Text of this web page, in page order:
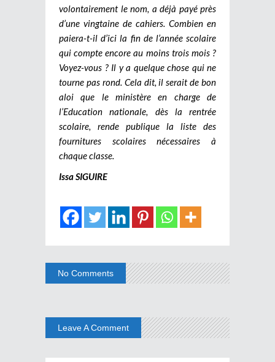
volontairement le nom, a déjà payé près
d’une vingtaine de cahiers. Combien en
paiera-t-il d’ici la fin de l’année scolaire
qui compte encore au moins trois mois ?
Voyez-vous ? Il y a quelque chose qui ne
tourne pas rond. Cela dit, il serait de bon
aloi que le ministère en charge de
l’Education nationale, dès la rentrée
scolaire, rende publique la liste des
fournitures scolaires nécessaires à
chaque classe.
Issa SIGUIRE
No Comments
Leave A Comment